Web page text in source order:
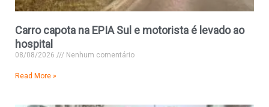
Carro capota na EPIA Sul e motorista é levado ao
hospital
08/08/2026 Nenhum comentário
Read More »